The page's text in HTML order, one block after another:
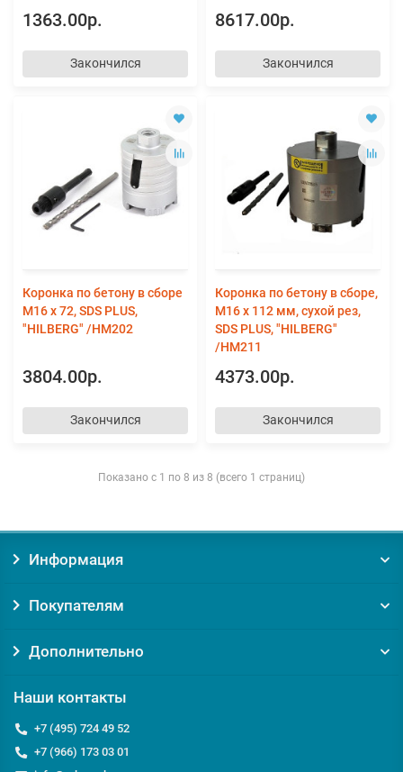
1363.00р.
Закончился
8617.00р.
Закончился
Коронка по бетону в сборе
М16 х 72, SDS PLUS,
"HILBERG" /HM202
3804.00р.
Закончился
Коронка по бетону в сборе,
М16 х 112 мм, сухой рез,
SDS PLUS, "HILBERG"
/HM211
4373.00р.
Закончился
Показано с 1 по 8 из 8 (всего 1 страниц)
Информация
Покупателям
Дополнительно
Наши контакты
+7 (495) 724 49 52
+7 (966) 173 03 01